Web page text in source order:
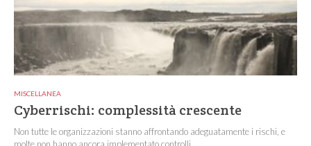
MISCELLANEA
Cyberrischi: complessità crescente
Non tutte le organizzazioni stanno affrontando adeguatamente i rischi, e